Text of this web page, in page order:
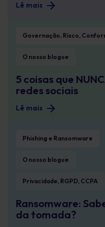
Lê mais
Governação, Risco,
O nosso blogue
5 coisas que
redes sociais
Lê mais
Phishing e Ransomware
O nosso blogue
Privacidade, RGPD, CCPA
Ransomware:
da tomada?